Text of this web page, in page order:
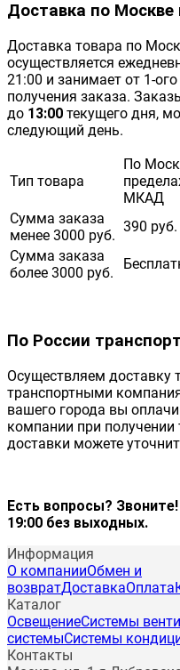
Доставка по Москве
Доставка товара по
осуществляется
21:00 и занимает от 1-
получения заказа.
до 13:00 текущего дня,
следующий день.
Тип товара
По
МКАД
Сумма заказа
менее 3000 руб.
390 руб.
Сумма заказа
более 3000 руб.
По России
Осуществляем доставку
транспортными
вашего города вы
компании при получении
доставки можете
Есть вопросы?
19:00 без выходных.
Информация
О компанииОбмен и
возвратДоставкаОплата
Каталог
ОсвещениеСистемы
системыСистемы
Контакты